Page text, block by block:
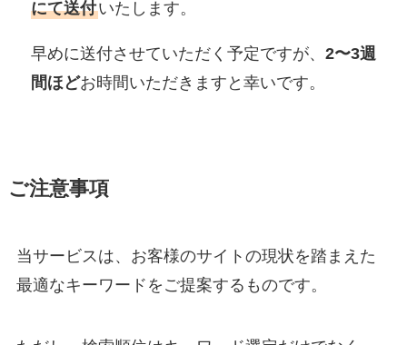
にて送付いたします。
早めに送付させていただく予定ですが、 2〜3週
間ほどお時間いただきますと幸いです。
ご注意事項
当サービスは、お客様のサイトの現状を踏まえた
最適なキーワードをご提案するものです。